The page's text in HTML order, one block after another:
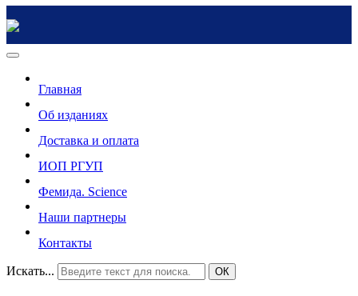
Главная
Об изданиях
Доставка и оплата
ИОП РГУП
Фемида. Science
Наши партнеры
Контакты
Искать... ОК